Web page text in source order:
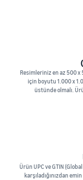
Resimleriniz en az 500
için boyutu 1.000 x
üstünde olmalı.
Ürün UPC ve GTIN
karşıladığınızdan